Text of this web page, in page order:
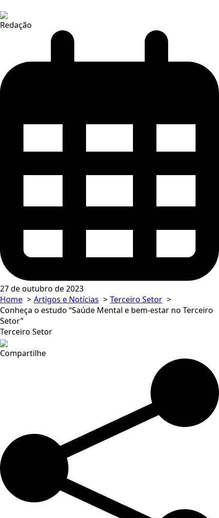
Redação
27 de outubro de 2023
Home
Artigos e Notícias
Terceiro Setor
Conheça o estudo “Saúde Mental e bem-estar no Terceiro
Setor”
Terceiro Setor
Compartilhe